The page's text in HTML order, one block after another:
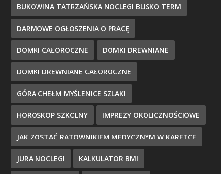
BUKOWINA TATRZAŃSKA NOCLEGI BLISKO TERM
DARMOWE OGŁOSZENIA O PRACĘ
DOMKI CAŁOROCZNE DOMKI DREWNIANE
DOMKI DREWNIANE CAŁOROCZNE
GÓRA CHEŁM MYŚLENICE SZLAKI
HOROSKOP SZKOLNY IMPREZY OKOLICZNOŚCIOWE
JAK ZOSTAĆ RATOWNIKIEM MEDYCZNYM W KARETCE
JURA NOCLEGI KALKULATOR BMI